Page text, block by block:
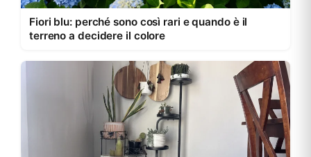
Fiori blu: perché sono così rari e quando è il
terreno a decidere il colore